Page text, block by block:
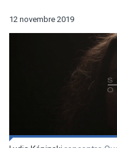
12 novembre 2019